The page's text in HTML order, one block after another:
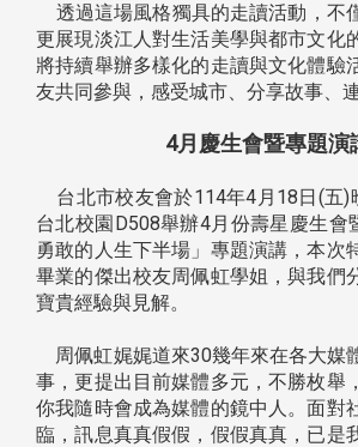
透過這場風格獨具的走讀活動，不
更展現淡江人對生活美學與都市文化
將持續舉辦多樣化的走讀與文化體驗
友共同參與，感受城市、分享故事、連
4月慶生會暨專題演
台北市校友會於114年4月18日(五)
台北校園D508舉辦4月份壽星慶生會
勇敢的人生下半場」專題演講，本次
畢業的傑出校友周佩虹學姐，與我們
寶貴經驗與見解。
周佩虹娓娓道來30幾年來在各大媒
事，更提出目前媒體多元，不勝枚舉
你我隨時會成為媒體的鏡中人。面對
臨，訊息真真假假，假假真真，已是